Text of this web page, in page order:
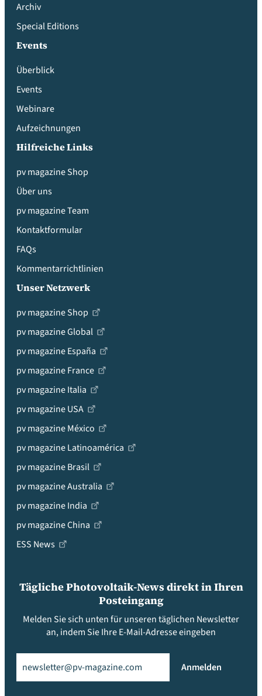
Archiv
Special Editions
Events
Überblick
Events
Webinare
Aufzeichnungen
Hilfreiche Links
pv magazine Shop
Über uns
pv magazine Team
Kontaktformular
FAQs
Kommentarrichtlinien
Unser Netzwerk
pv magazine Shop
pv magazine Global
pv magazine España
pv magazine France
pv magazine Italia
pv magazine USA
pv magazine México
pv magazine Latinoamérica
pv magazine Brasil
pv magazine Australia
pv magazine India
pv magazine China
ESS News
Tägliche Photovoltaik-News direkt in Ihren
Posteingang
Melden Sie sich unten für unseren täglichen Newsletter
an, indem Sie Ihre E-Mail-Adresse eingeben
Anmelden